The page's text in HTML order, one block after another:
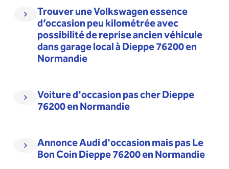
Trouver une Volkswagen essence
d’occasion peu kilométrée avec
possibilité de reprise ancien véhicule
dans garage local à Dieppe 76200 en
Normandie
Voiture d'occasion pas cher Dieppe
76200 en Normandie
Annonce Audi d'occasion mais pas Le
Bon Coin Dieppe 76200 en Normandie